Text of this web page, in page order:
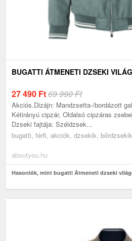
BUGATTI ÁTMENETI DZSEKI
27 490 Ft69 990 Ft
Akciós.Dizájn: Mandzsetta-/bordázott
Kétirányú cipzár, Oldalsó cipzáras
Dzseki fajtája: Széldzsek...
bugatti, férfi, akciók, dzsekik,
aboutyou.hu
Hasonlók, mint bugatti Átmeneti dzseki